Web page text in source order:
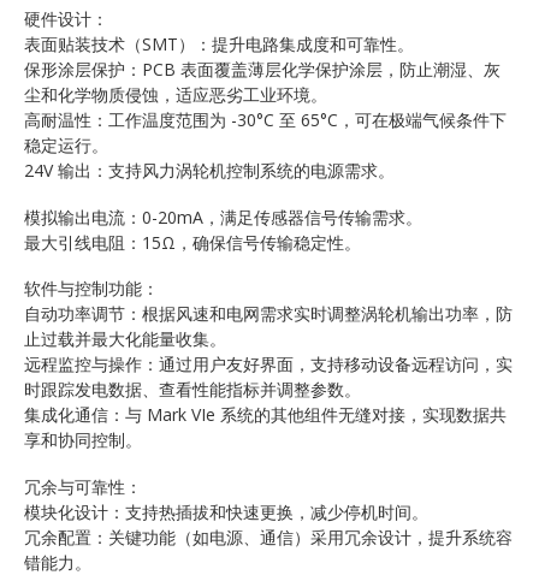
硬件设计：
表面贴装技术（SMT）：提升电路集成度和可靠性。
保形涂层保护：PCB 表面覆盖薄层化学保护涂层，防止潮湿、灰
尘和化学物质侵蚀，适应恶劣工业环境。
高耐温性：工作温度范围为 -30°C 至 65°C，可在极端气候条件下
稳定运行。
24V 输出：支持风力涡轮机控制系统的电源需求。
模拟输出电流：0-20mA，满足传感器信号传输需求。
最大引线电阻：15Ω，确保信号传输稳定性。
软件与控制功能：
自动功率调节：根据风速和电网需求实时调整涡轮机输出功率，防
止过载并最大化能量收集。
远程监控与操作：通过用户友好界面，支持移动设备远程访问，实
时跟踪发电数据、查看性能指标并调整参数。
集成化通信：与 Mark VIe 系统的其他组件无缝对接，实现数据共
享和协同控制。
冗余与可靠性：
模块化设计：支持热插拔和快速更换，减少停机时间。
冗余配置：关键功能（如电源、通信）采用冗余设计，提升系统容
错能力。